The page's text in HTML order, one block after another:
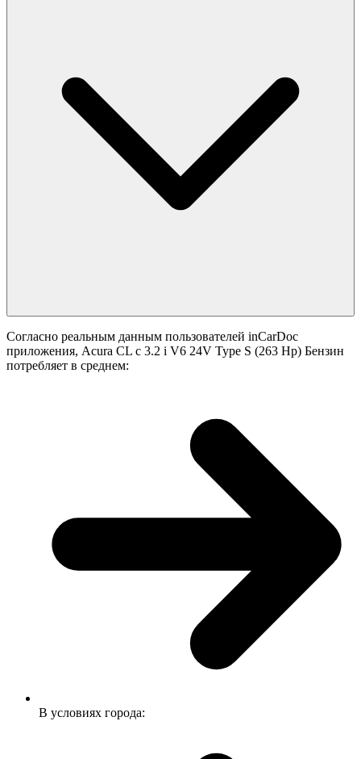
Согласно реальным данным пользователей inCarDoc
приложения, Acura CL с 3.2 i V6 24V Type S (263 Hp) Бензин
потребляет в среднем:
В условиях города: